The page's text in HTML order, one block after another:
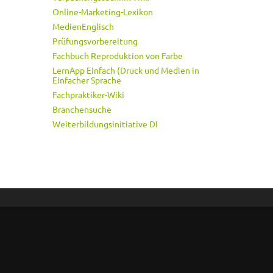
Online-Marketing-Lexikon
MedienEnglisch
Prüfungsvorbereitung
Fachbuch Reproduktion von Farbe
LernApp Einfach (Druck und Medien in
Einfacher Sprache
Fachpraktiker-Wiki
Branchensuche
Weiterbildungsinitiative DI